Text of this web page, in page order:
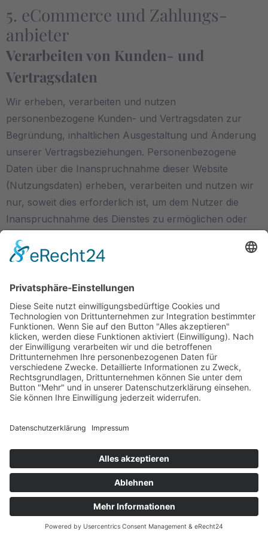
5. eCommerce und Zahlungs­
anbieter
Verarbeiten von Kunden- und
Vertragsdaten
Wir erheben, verarbeiten und nutzen
personenbezogene Kunden- und Vertragsdaten zur
Begründung, inhaltlichen Ausgestaltung und Änderung
unserer Vertragsbeziehungen. Personenbezogene
Daten über die Inanspruchnahme dieser Website
(Nutzungsdaten) erheben, verarbeiten und nutzen wir
nur, soweit dies erforderlich ist, um dem Nutzer die
Inanspruchnahme des Dienstes zu ermöglichen oder
lit. b DSGVO.
Die erhobenen Kundendaten werden nach Abschluss
des Auftrags oder Beendigung der Geschäftsbeziehung
und Ablauf der ggf. bestehenden gesetzlichen
Aufbewahrungsfristen gelöscht. Gesetzliche
Aufbewahrungsfristen bleiben unberührt.
Daten­übermittlung bei
Händler und Warenversand
Wenn Sie Waren bei uns bestellen, geben wir Ihre
personenbezogenen Daten an das zur Lieferung
betraute Transportunternehmen sowie an den mit der
Zahlungsabwicklung beauftragten Zahlungsdienstleister
weiter. Es werden nur solche Daten herausgegeben, die